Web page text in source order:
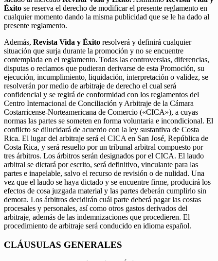
Éxito se reserva el derecho de modificar el presente reglamento en
cualquier momento dando la misma publicidad que se le ha dado al
presente reglamento.
Además, Revista Vida y Éxito resolverá y definirá cualquier
situación que surja durante la promoción y no se encuentre
contemplada en el reglamento. Todas las controversias, diferencias,
disputas o reclamos que pudieran derivarse de esta Promoción, su
ejecución, incumplimiento, liquidación, interpretación o validez, se
resolverán por medio de arbitraje de derecho el cual será
confidencial y se regirá de conformidad con los reglamentos del
Centro Internacional de Conciliación y Arbitraje de la Cámara
Costarricense-Norteamericana de Comercio («CICA»), a cuyas
normas las partes se someten en forma voluntaria e incondicional. El
conflicto se dilucidará de acuerdo con la ley sustantiva de Costa
Rica. El lugar del arbitraje será el CICA en San José, República de
Costa Rica, y será resuelto por un tribunal arbitral compuesto por
tres árbitros. Los árbitros serán designados por el CICA. El laudo
arbitral se dictará por escrito, será definitivo, vinculante para las
partes e inapelable, salvo el recurso de revisión o de nulidad. Una
vez que el laudo se haya dictado y se encuentre firme, producirá los
efectos de cosa juzgada material y las partes deberán cumplirlo sin
demora. Los árbitros decidirán cuál parte deberá pagar las costas
procesales y personales, así como otros gastos derivados del
arbitraje, además de las indemnizaciones que procedieren. El
procedimiento de arbitraje será conducido en idioma español.
CLÁUSULAS GENERALES